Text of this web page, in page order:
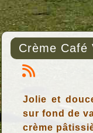
Crème Café
Jolie et
sur fond de
crème